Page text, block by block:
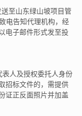
至山东绿山坡项目管
电告知代理机构，经
电子邮件形式发至投
表人及授权委托人身份
招标文件的，需提供
证正反面照片并加盖